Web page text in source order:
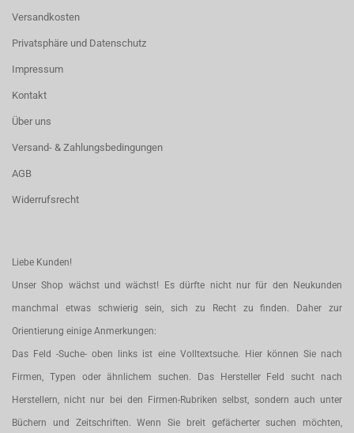
Versandkosten
Privatsphäre und Datenschutz
Impressum
Kontakt
Über uns
Versand- & Zahlungsbedingungen
AGB
Widerrufsrecht
Liebe Kunden!
Unser Shop wächst und wächst! Es dürfte nicht nur für den Neukunden
manchmal etwas schwierig sein, sich zu Recht zu finden. Daher zur
Orientierung einige Anmerkungen:
Das Feld -Suche- oben links ist eine Volltextsuche. Hier können Sie nach
Firmen, Typen oder ähnlichem suchen. Das Hersteller Feld sucht nach
Herstellern, nicht nur bei den Firmen-Rubriken selbst, sondern auch unter
Büchern und Zeitschriften. Wenn Sie breit gefächerter suchen möchten,